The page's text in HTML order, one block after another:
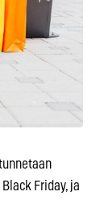
Friday, ja